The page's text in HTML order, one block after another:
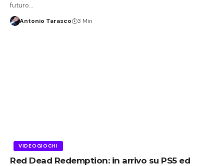
futuro…
Antonio Tarasco 3 Min
VIDEOGIOCHI
Red Dead Redemption: in arrivo su PS5 ed